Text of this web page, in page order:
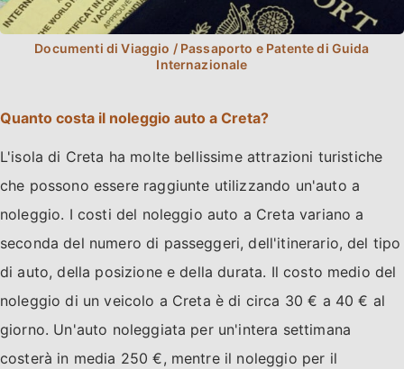
Quanto costa il noleggio auto a Creta?
L'isola di Creta ha molte bellissime attrazioni turistiche
che possono essere raggiunte utilizzando un'auto a
noleggio. I costi del noleggio auto a Creta variano a
seconda del numero di passeggeri, dell'itinerario, del tipo
di auto, della posizione e della durata. Il costo medio del
noleggio di un veicolo a Creta è di circa 30 € a 40 € al
giorno. Un'auto noleggiata per un'intera settimana
costerà in media 250 €, mentre il noleggio per il